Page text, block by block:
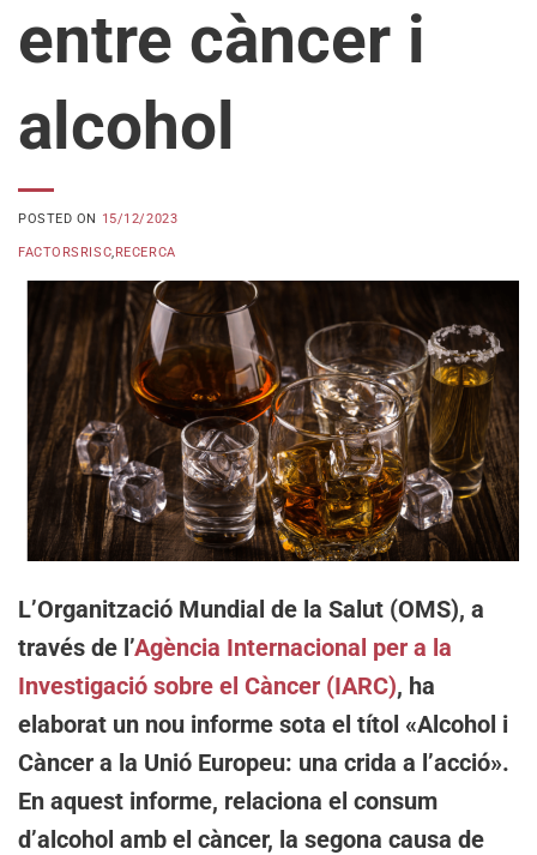
entre càncer i
alcohol
POSTED ON 15/12/2023
FACTORSRISC,RECERCA
L’Organització Mundial de la Salut (OMS), a
través de l’Agència Internacional per a la
Investigació sobre el Càncer (IARC), ha
elaborat un nou informe sota el títol «Alcohol i
Càncer a la Unió Europeu: una crida a l’acció».
En aquest informe, relaciona el consum
d’alcohol amb el càncer, la segona causa de